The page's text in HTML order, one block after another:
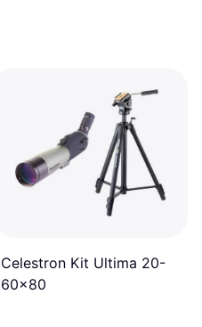
Celestron Kit Ultima 20-
60x80